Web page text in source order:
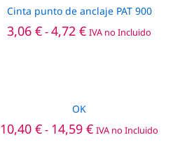
Cinta punto de anclaje PAT 900
3,06 €-4,72 €Rango
de
IVA no Incluido
OK
10,40 €- 14,59 €Rango
de
IVA no Incluido